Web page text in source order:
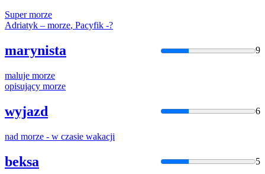
Supermorze
Adriatyk – morze, Pacyfik -?
marynista 9
maluje morze
opisujący morze
wyjazd 6
nad morze - w czasie wakacji
beksa 5